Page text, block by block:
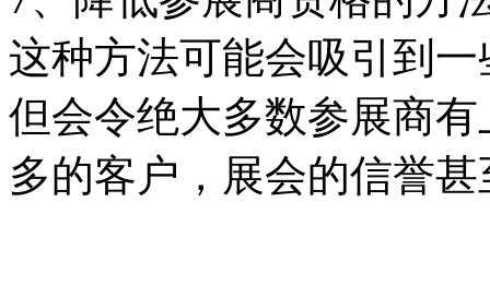
这种方法可能会吸引到
但会令绝大多数参展商
多的客户，展会的信誉